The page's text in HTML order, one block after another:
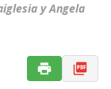
y Angela